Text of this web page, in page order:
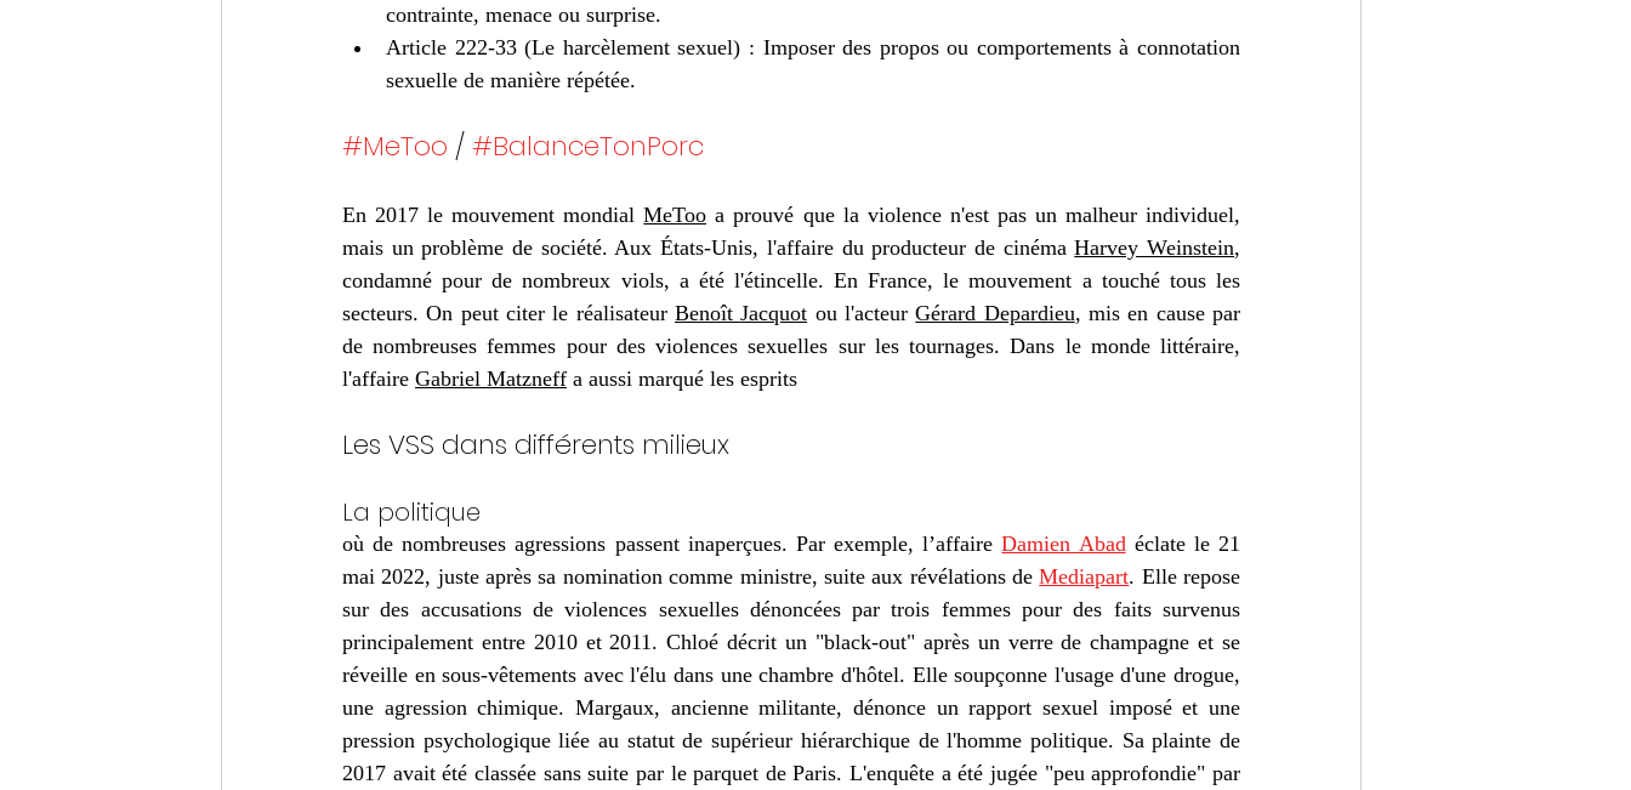
contrainte, menace ou surprise.
Article 222-33 (Le harcèlement sexuel) : Imposer des propos ou comportements à connotation
sexuelle de manière répétée.
#MeToo / #BalanceTonPorc
En 2017 le mouvement mondial MeToo a prouvé que la violence n'est pas un malheur individuel,
mais un problème de société. Aux États-Unis, l'affaire du producteur de cinéma Harvey Weinstein,
condamné pour de nombreux viols, a été l'étincelle. En France, le mouvement a touché tous les
secteurs. On peut citer le réalisateur Benoît Jacquot ou l'acteur Gérard Depardieu, mis en cause par
de nombreuses femmes pour des violences sexuelles sur les tournages. Dans le monde littéraire,
l'affaire Gabriel Matzneff a aussi marqué les esprits
Les VSS dans différents milieux
La politique
où de nombreuses agressions passent inaperçues. Par exemple, l’affaire Damien Abad éclate le 21
mai 2022, juste après sa nomination comme ministre, suite aux révélations de Mediapart. Elle repose
sur des accusations de violences sexuelles dénoncées par trois femmes pour des faits survenus
principalement entre 2010 et 2011. Chloé décrit un "black-out" après un verre de champagne et se
réveille en sous-vêtements avec l'élu dans une chambre d'hôtel. Elle soupçonne l'usage d'une drogue,
une agression chimique. Margaux, ancienne militante, dénonce un rapport sexuel imposé et une
pression psychologique liée au statut de supérieur hiérarchique de l'homme politique. Sa plainte de
2017 avait été classée sans suite par le parquet de Paris. L'enquête a été jugée "peu approfondie" par